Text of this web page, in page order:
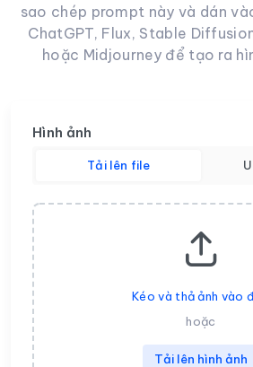
sao chép prompt này và dán
ChatGPT, Flux, Stable
hoặc Midjourney để tạo ra
Hình ảnh
Tải lên file
Kéo và thả ảnh vào
hoặc
Tải lên hình ảnh